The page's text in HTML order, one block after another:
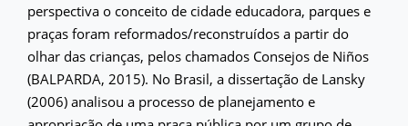
perspectiva o conceito de cidade educadora, parques e
praças foram reformados/reconstruídos a partir do
olhar das crianças, pelos chamados Consejos de Niños
(BALPARDA, 2015). No Brasil, a dissertação de Lansky
(2006) analisou a processo de planejamento e